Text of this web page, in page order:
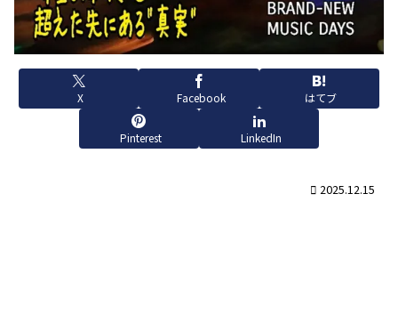
X Facebook はてブ
Pinterest LinkedIn
2025.12.15